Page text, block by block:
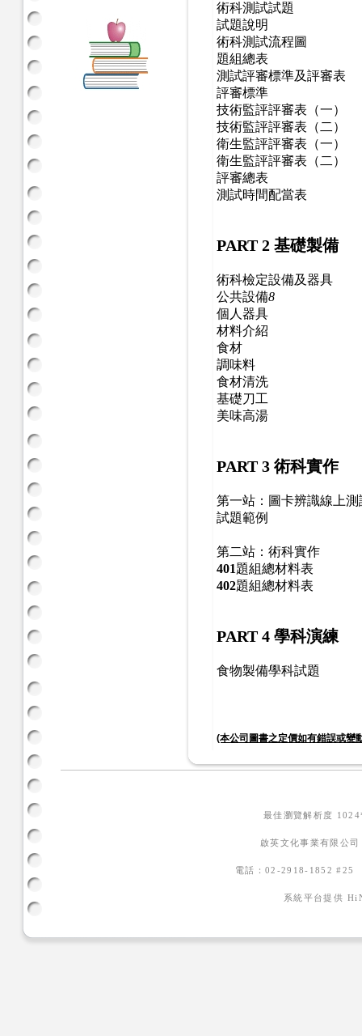
術科測試試題
試題說明
術科測試流程圖
題組總表
測試評審標準及評審表
評審標準
技術監評評審表（一）
技術監評評審表（二）
衛生監評評審表（一）
衛生監評評審表（二）
評審總表
測試時間配當表
PART 2 基礎製備
術科檢定設備及器具
公共設備8
個人器具
材料介紹
食材
調味料
食材清洗
基礎刀工
美味高湯
PART 3 術科實作
第一站：圖卡辨識線上測
試題範例
第二站：術科實作
401題組總材料表
402題組總材料表
PART 4 學科演練
食物製備學科試題
(本公司圖書之定價如有錯誤或變
最佳瀏覽解析度
啟英文化事業有限公
電話：02-2918-1852
系統平台提供